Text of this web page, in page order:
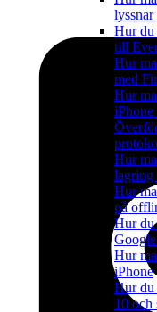
Hur du
till
Hur
med
Hur
Hur
lagring
Hur
på
Hur du
Hur
iPhone
Hur du
10 och